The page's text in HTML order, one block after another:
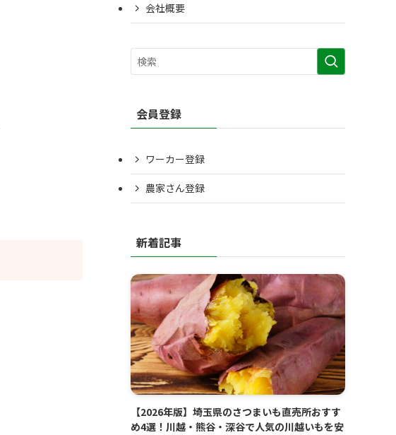
会社概要
会員登録
ワーカー登録
農家さん登録
新着記事
【2026年版】埼玉県のさつまいも直売所おすす
め4選！川越・熊谷・深谷で人気の川越いもを安